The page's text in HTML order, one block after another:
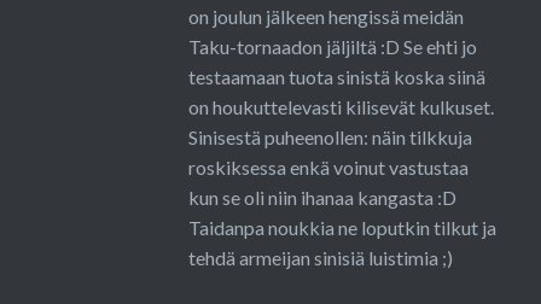
on joulun jälkeen hengissä meidän
Taku-tornaadon jäljiltä :D Se ehti jo
testaamaan tuota sinistä koska siinä
on houkuttelevasti kilisevät kulkuset.
Sinisestä puheenollen: näin tilkkuja
roskiksessa enkä voinut vastustaa
kun se oli niin ihanaa kangasta :D
Taidanpa noukkia ne loputkin tilkut ja
tehdä armeijan sinisiä luistimia ;)